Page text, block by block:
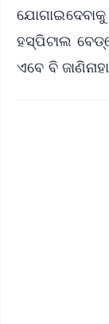
ହସ୍ପିଟାଲ
ଏବେ ବି